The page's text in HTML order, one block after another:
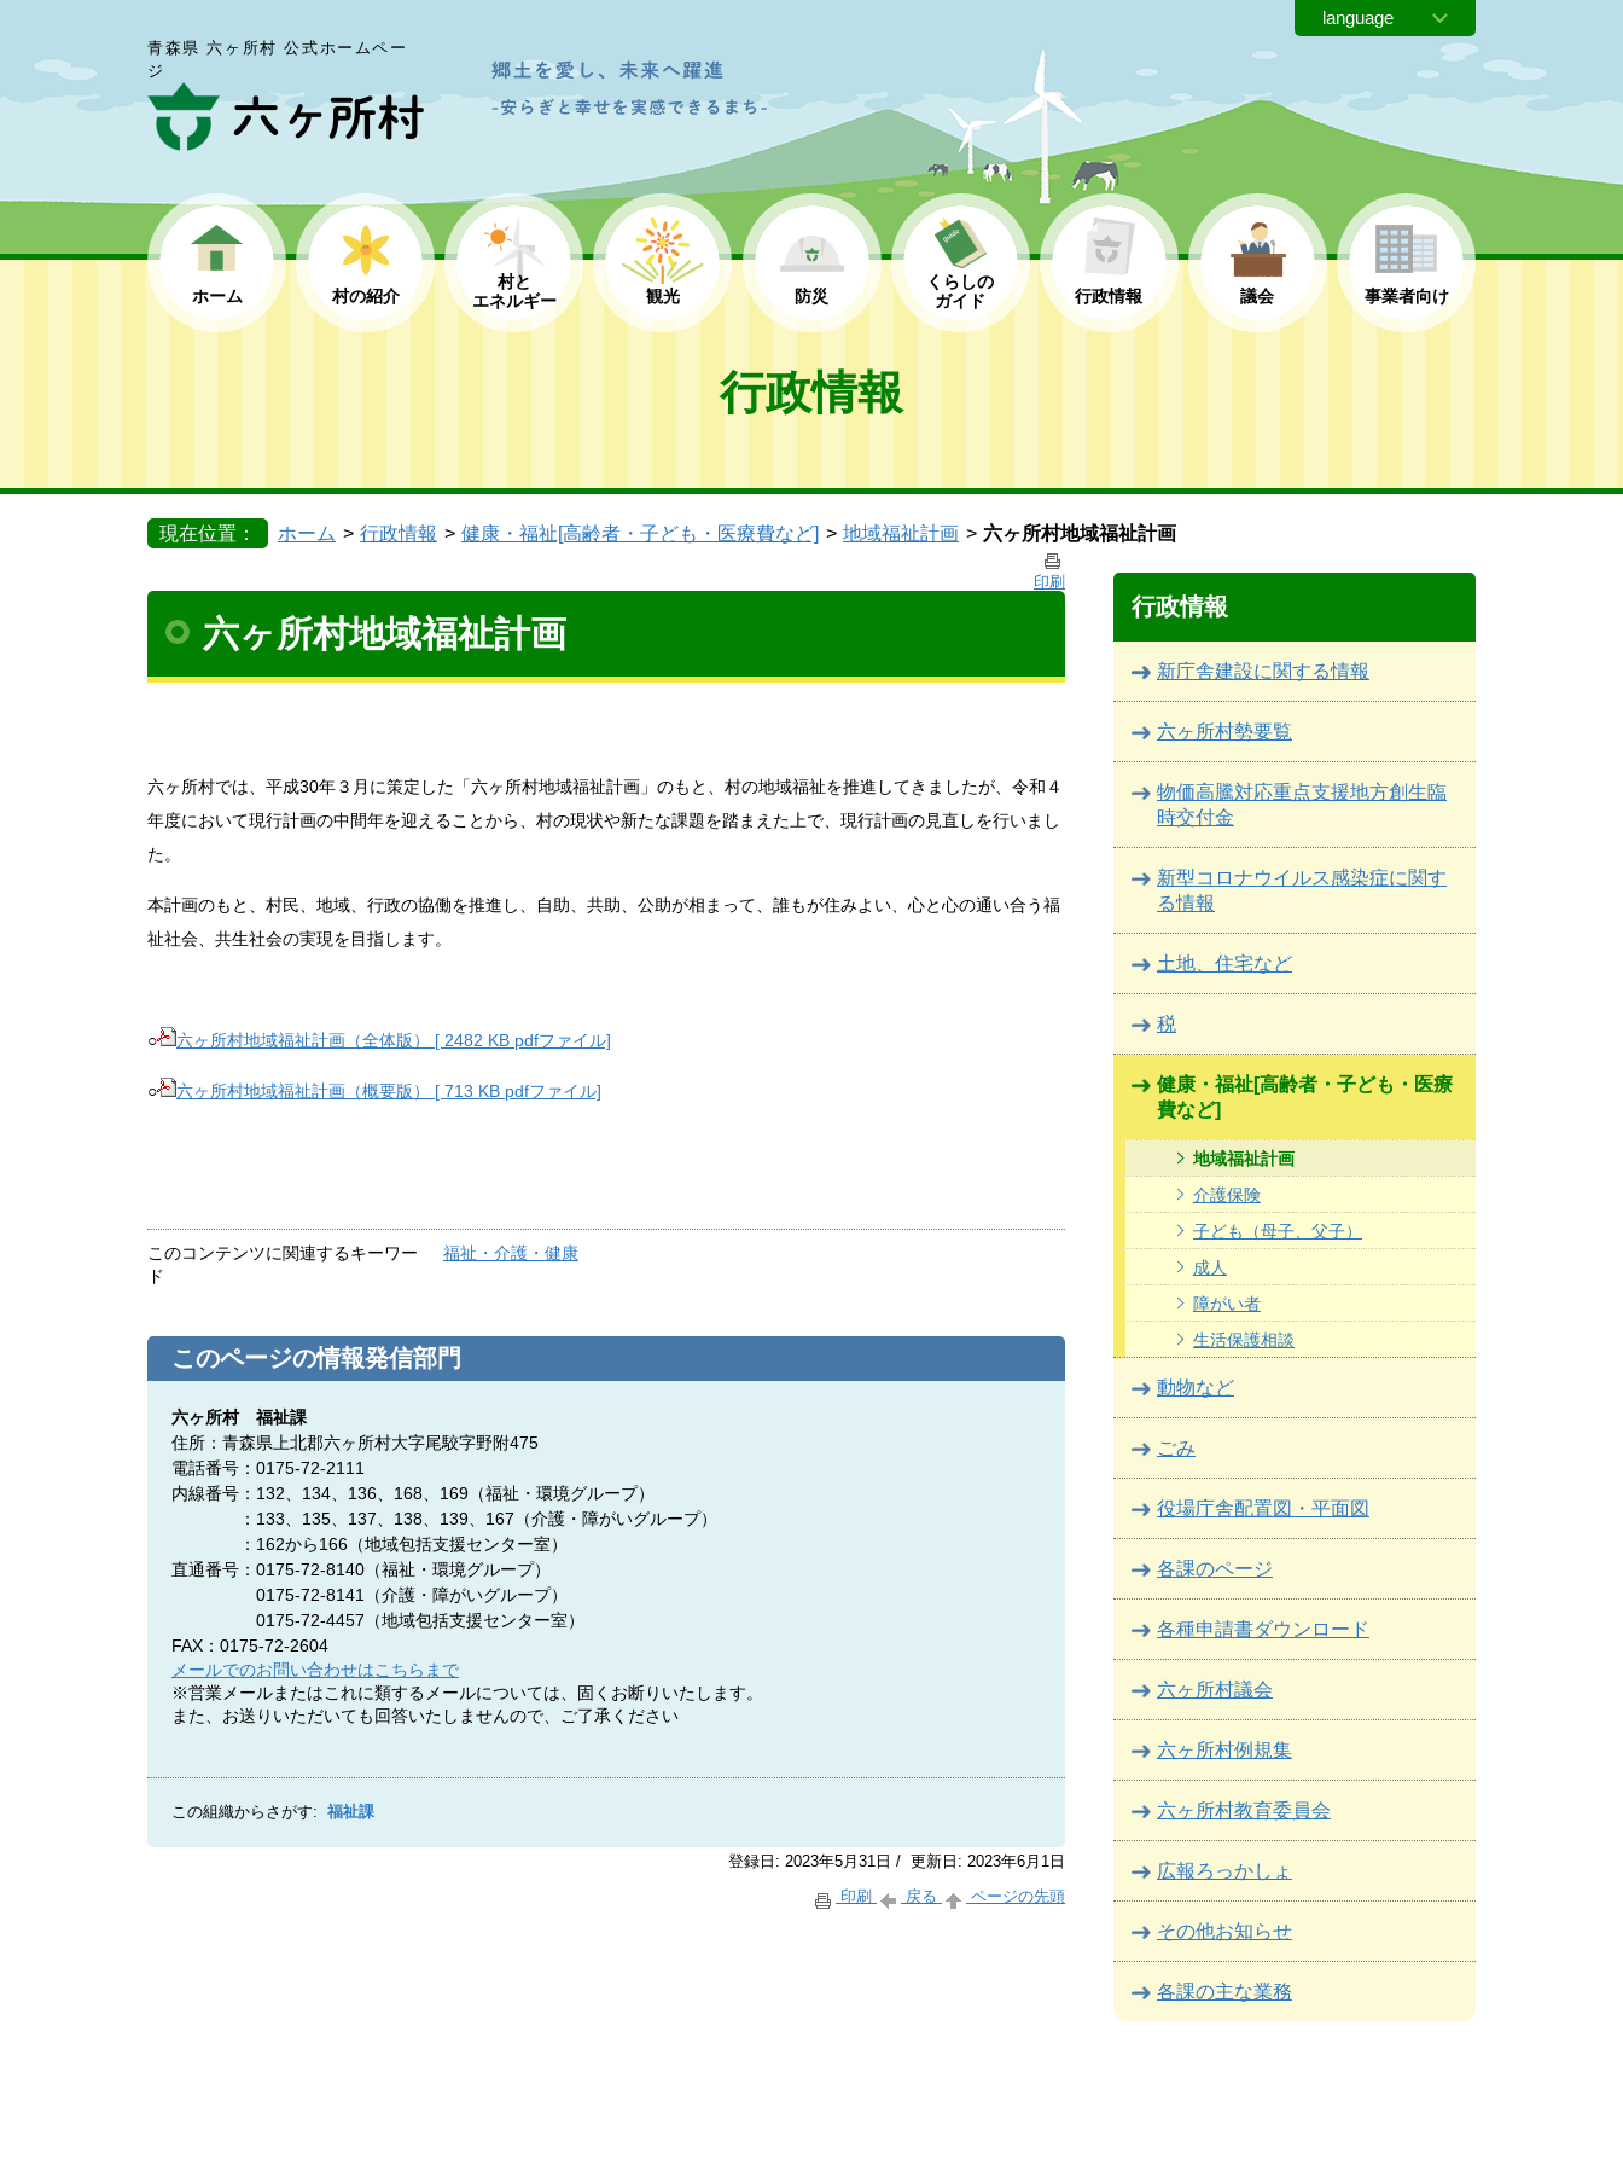
青森県 六ヶ所村 公式ホームペー
ジ
ホーム 村の紹介
村と
エネルギー
観光 防災
くらしの
ガイド
行政情報 議会 事業者向け
行政情報
現在位置： ホーム 行政情報 健康・福祉[高齢者・子ども・医療費など] 地域福祉計画 六ヶ所村地域福祉計画
行政情報
新庁舎建設に関する情報
六ヶ所村勢要覧
物価高騰対応重点支援地方創生臨
時交付金
新型コロナウイルス感染症に関す
る情報
土地、住宅など
税
健康・福祉[高齢者・子ども・医療
費など]
地域福祉計画
介護保険
子ども（母子、父子）
成人
障がい者
生活保護相談
動物など
ごみ
役場庁舎配置図・平面図
各課のページ
各種申請書ダウンロード
六ヶ所村議会
六ヶ所村例規集
六ヶ所村教育委員会
広報ろっかしょ
その他お知らせ
各課の主な業務
印刷
六ヶ所村地域福祉計画
六ヶ所村では、平成30年３月に策定した「六ヶ所村地域福祉計画」のもと、村の地域福祉を推進してきましたが、令和４
年度において現行計画の中間年を迎えることから、村の現状や新たな課題を踏まえた上で、現行計画の見直しを行いまし
た。
本計画のもと、村民、地域、行政の協働を推進し、自助、共助、公助が相まって、誰もが住みよい、心と心の通い合う福
祉社会、共生社会の実現を目指します。
○ 六ヶ所村地域福祉計画（全体版） [ 2482 KB pdfファイル]
○ 六ヶ所村地域福祉計画（概要版） [ 713 KB pdfファイル]
このコンテンツに関連するキーワー
ド
福祉・介護・健康
このページの情報発信部門
六ヶ所村 福祉課
住所：青森県上北郡六ヶ所村大字尾駮字野附475
電話番号：0175-72-2111
内線番号：132、134、136、168、169（福祉・環境グループ）
：133、135、137、138、139、167（介護・障がいグループ）
：162から166（地域包括支援センター室）
直通番号：0175-72-8140 （福祉・環境グループ）
0175-72-8141 （介護・障がいグループ）
0175-72-4457 （地域包括支援センター室）
FAX：0175-72-2604
メールでのお問い合わせはこちらまで
※営業メールまたはこれに類するメールについては、固くお断りいたします。
また、お送りいただいても回答いたしませんので、ご了承ください
この組織からさがす: 福祉課
登録日: 2023年5月31日 / 更新日: 2023年6月1日
印刷
戻る ページの先頭